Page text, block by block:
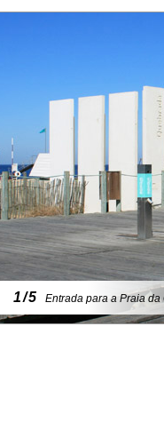
1/5 Entrada para a Praia da